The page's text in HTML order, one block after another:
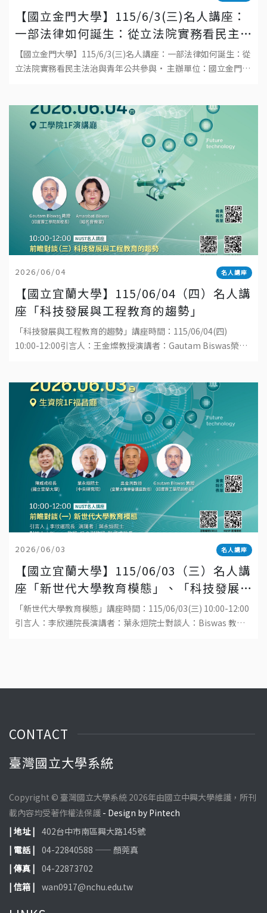
【國立金門大學】115/6/3(三)名人講座：
一部法律如何誕生：從立法院實務看民主
法治與青年公共參與
【國立金門大學】115/6/3(三)名人講座：一部法律如何誕生：從
立法院實務看民主法治與青年公共參與• 主辦單位：國立金門大
2026/06/04 名人講座
【國立宜蘭大學】115/06/04（四）名人講
座「科技發展與工程教育的趨勢」
「科技發展與工程教育的趨勢」講座時間：115/06/04(四)
10:00-12:00引言人：王金燦教授演講者：Gautam Biswas榮譽
2026/06/03 名人講座
【國立宜蘭大學】115/06/03（三）名人講
座「新世代大學教育模態」、「科技發展
與工程教育的趨勢」
「新世代大學教育模態」講座時間：115/06/03(三) 10:00-12:00
引言人：李欣運院長演講者：葉永烜院士對談人：Biswas 教
CONTACT
臺灣國立大學系統
Copyright © 臺灣國立大學系統 2026年由國立中興大學維護，所刊
載內容均受著作權法保護 - Design by Pintech
| 地址 | 402台中市南區興大路145號
| 電話 | 04-22840588 —— 顏莞真
| 傳真 | 04-22873702
| 信箱 | wan0917@nchu.edu.tw